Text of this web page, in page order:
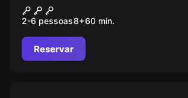
The school of magic
2-6 pessoas8+60 min.
Reservar